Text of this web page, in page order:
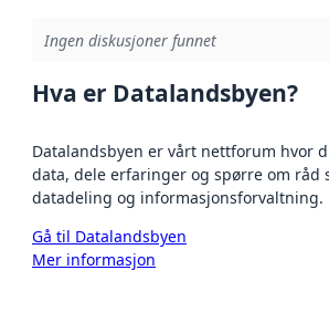
Ingen diskusjoner funnet
Hva er Datalandsbyen?
Datalandsbyen er vårt nettforum hvor
data, dele erfaringer og spørre om råd
datadeling og informasjonsforvaltning.
Gå til Datalandsbyen
Mer informasjon